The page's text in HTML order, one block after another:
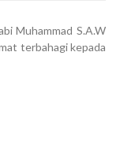
Muhammad S.A.W
terbahagi kepada